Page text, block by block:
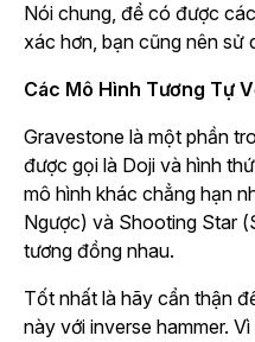
Nói chung, để có được
xác hơn, bạn cũng nên sử
Các Mô Hình Tương Tự
Gravestone là một phần
được gọi là Doji và hình
mô hình khác chẳng hạn
Ngược) và Shooting Star
tương đồng nhau.
Tốt nhất là hãy cẩn thận
này với inverse hammer.